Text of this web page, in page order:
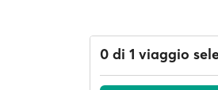
0 di 1 viaggio